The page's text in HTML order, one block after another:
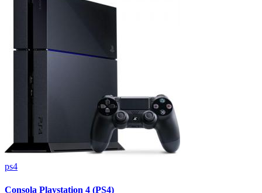
ps4
Consola Playstation 4 (PS4)